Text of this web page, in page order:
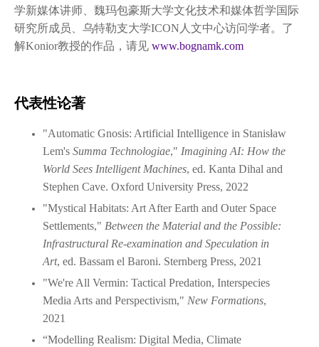
学新媒体讲师、魏玛包豪斯大学文化技术和媒体哲学国际
研究所成员、乌特勒支大学ICON人文中心访问学者。了
解Konior教授的作品，请见 www.bognamk.com
代表性论著
"Automatic Gnosis: Artificial Intelligence in Stanisław
Lem's Summa Technologiae," Imagining AI: How the
World Sees Intelligent Machines, ed. Kanta Dihal and
Stephen Cave. Oxford University Press, 2022
"Mystical Habitats: Art After Earth and Outer Space
Settlements," Between the Material and the Possible:
Infrastructural Re-examination and Speculation in
Art, ed. Bassam el Baroni. Sternberg Press, 2021
"We're All Vermin: Tactical Predation, Interspecies
Media Arts and Perspectivism," New Formations,
2021
“Modelling Realism: Digital Media, Climate